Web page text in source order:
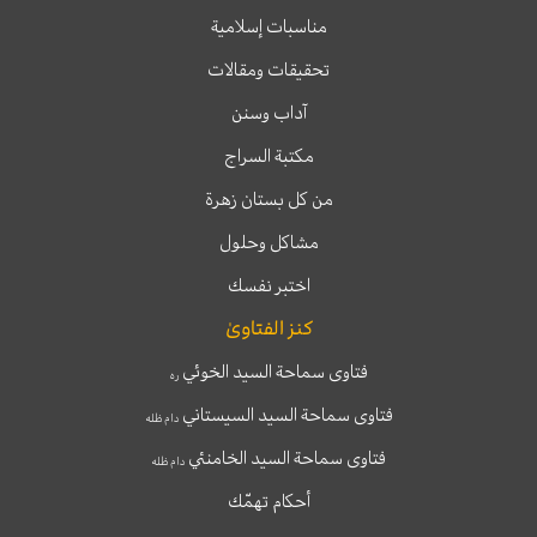
مناسبات إسلامية
تحقيقات ومقالات
آداب وسنن
مكتبة السراج
من كل بستان زهرة
مشاكل وحلول
اختبر نفسك
كنز الفتاوىٰ
فتاوى سماحة السيد الخوئيره
فتاوى سماحة السيد السيستانيدام ظله
فتاوى سماحة السيد الخامنئي دام ظله
أحكام تهمّك